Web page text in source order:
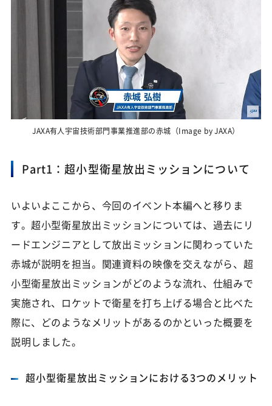
JAXA有人宇宙技術部門事業推進部の赤城（Image by JAXA）
Part1：超小型衛星放出ミッションについて
いよいよここから、今回のイベント本編へと移りま
す。超小型衛星放出ミッションについては、過去にリ
ードエンジニアとして放出ミッションに関わっていた
赤城が説明を担当。関連資料の映像を交えながら、超
小型衛星放出ミッションがどのような流れ、仕組みで
実施され、ロケットで衛星を打ち上げる場合と比べた
際に、どのようなメリットがあるのかといった概要を
説明しました。
超小型衛星放出ミッションにおける3つのメリット